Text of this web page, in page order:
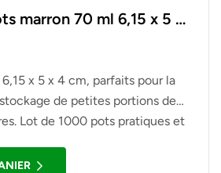
marron 70 ml 6,15 x 5 x
x 5 x 4 cm, parfaits pour la
de petites portions de
Lot de 1000 pots pratiques et